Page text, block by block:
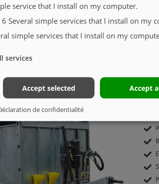
TTW
service that I install on my computer.
6 Several simple services that I install on my
simple services that I install on my
services
Accept selected Accept
de confidentialité